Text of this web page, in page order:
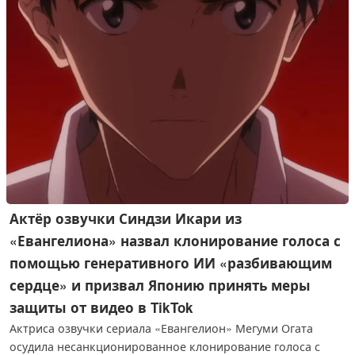
Актёр озвучки Синдзи Икари из
«Евангелиона» назвал клонирование голоса с
помощью генеративного ИИ «разбивающим
сердце» и призвал Японию принять меры
защиты от видео в TikTok
Актриса озвучки сериала «Евангелион» Мегуми Огата
осудила несанкционированное клонирование голоса с